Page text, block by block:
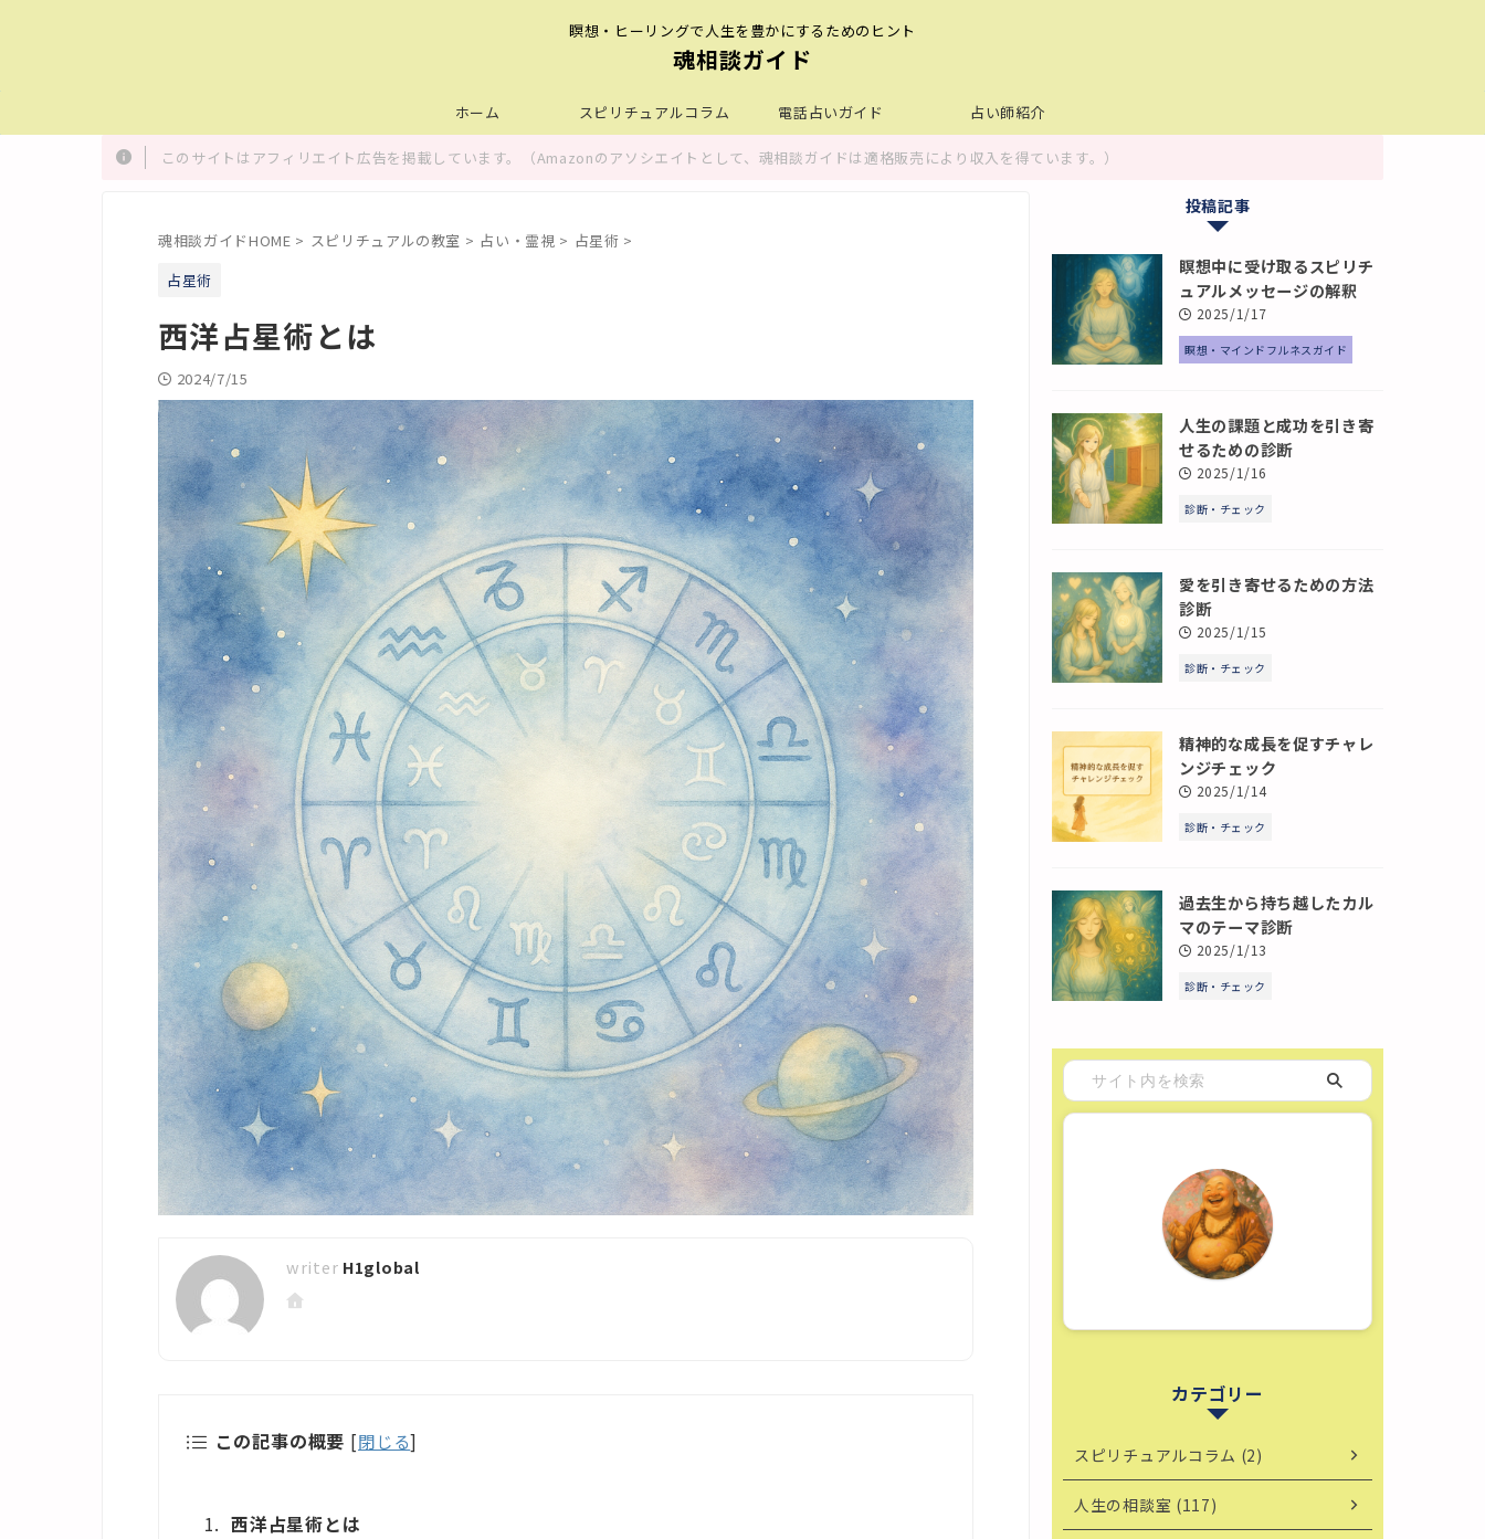
瞑想・ヒーリングで人生を豊かにするためのヒント
魂相談ガイド
ホーム スピリチュアルコラム 電話占いガイド 占い師紹介
このサイトはアフィリエイト広告を掲載しています。（Amazonのアソシエイトとして、魂相談ガイドは適格販売により収入を得ています。）
魂相談ガイドHOME > スピリチュアルの教室 > 占い・霊視 > 占星術 >
占星術
西洋占星術とは
2024/7/15
H1global
この記事の概要 [閉じる]
西洋占星術とは
投稿記事
瞑想中に受け取るスピリチ
ュアルメッセージの解釈
2025/1/17
瞑想・マインドフルネスガイド
人生の課題と成功を引き寄
せるための診断
2025/1/16
診断・チェック
愛を引き寄せるための方法
診断
2025/1/15
診断・チェック
精神的な成長を促すチャレ
ンジチェック
2025/1/14
診断・チェック
過去生から持ち越したカル
マのテーマ診断
2025/1/13
診断・チェック
カテゴリー
スピリチュアルコラム (2)
人生の相談室 (117)